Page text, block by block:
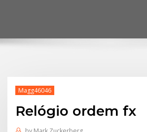
Magg46046
Relógio ordem fx